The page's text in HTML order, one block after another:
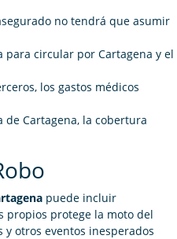
no tendrá que asumir
circular por Cartagena y el
los gastos médicos
de Cartagena, la cobertura
puede incluir
propios protege la moto del
y otros eventos inesperados